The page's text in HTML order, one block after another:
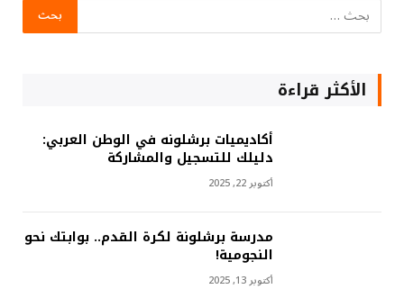
الأكثر قراءة
أكاديميات برشلونه في الوطن العربي:
دليلك للتسجيل والمشاركة
أكتوبر 22, 2025
مدرسة برشلونة لكرة القدم.. بوابتك نحو
النجومية!
أكتوبر 13, 2025